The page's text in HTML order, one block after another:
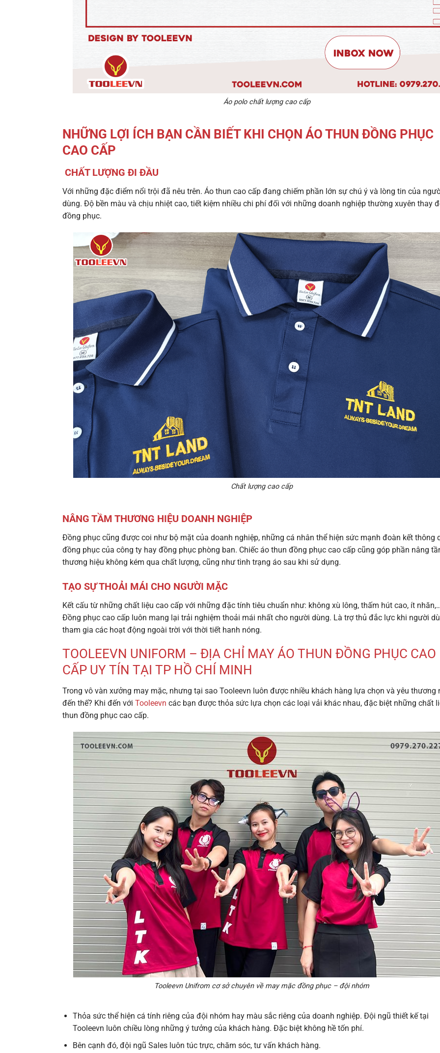
Áo polo chất lượng cao cấp
NHỮNG LỢI ÍCH BẠN CẦN BIẾT KHI CHỌN ÁO THUN ĐỒNG PHỤC
CAO CẤP
CHẤT LƯỢNG ĐI ĐẦU
Với những đặc điểm nổi trội đã nêu trên. Áo thun cao cấp đang chiếm phần lớn sự chú ý và lòng tin của
dùng. Độ bền màu và chịu nhiệt cao, tiết kiệm nhiều chi phí đối với những doanh nghiệp thường xuyên thay
đồng phục.
Chất lượng cao cấp
NÂNG TẦM THƯƠNG HIỆU DOANH NGHIỆP
Đồng phục cũng được coi như bộ mặt của doanh nghiệp, những cá nhân thể hiện sức mạnh đoàn kết thông
đồng phục của công ty hay đồng phục phòng ban. Chiếc áo thun đồng phục cao cấp cũng góp phần nâng
thương hiệu không kém qua chất lượng, cũng như tình trạng áo sau khi sử dụng.
TẠO SỰ THOẢI MÁI CHO NGƯỜI MẶC
Kết cấu từ những chất liệu cao cấp với những đặc tính tiêu chuẩn như: không xù lông, thấm hút cao, ít
Đồng phục cao cấp luôn mang lại trải nghiệm thoải mái nhất cho người dùng. Là trợ thủ đắc lực khi người
tham gia các hoạt động ngoài trời với thời tiết hanh nóng.
TOOLEEVN UNIFORM – ĐỊA CHỈ MAY ÁO THUN ĐỒNG PHỤC CAO
CẤP UY TÍN TẠI TP HỒ CHÍ MINH
Trong vô vàn xưởng may mặc, nhưng tại sao Tooleevn luôn được nhiều khách hàng lựa chọn và yêu thương
đến thế? Khi đến với Tooleevn các bạn được thỏa sức lựa chọn các loại vải khác nhau, đặc biệt những chất
thun đồng phục cao cấp.
Tooleevn Unifrom cơ sở chuyên về may mặc đồng phục – đội nhóm
Thỏa sức thể hiện cá tính riêng của đội nhóm hay màu sắc riêng của doanh nghiệp. Đội ngũ thiết kế tại
Tooleevn luôn chiều lòng những ý tưởng của khách hàng. Đặc biệt không hề tốn phí.
Bên cạnh đó, đội ngũ Sales luôn túc trực, chăm sóc, tư vấn khách hàng.